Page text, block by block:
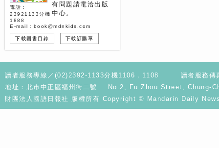
有問題請電洽出版
中心。
電話：
23921133分機
1888
E-mail：book@mdnkids.com
下載圖書目錄 下載訂購單
讀者服務專線／(02)2392-1133分機1106，1108
讀者服務
地址：北市中正區福州街二號 No.2, Fu Zhou Street, Chung-
財團法人國語日報社 版權所有 Copyright © Mandarin Daily